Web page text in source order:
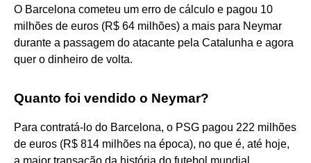
O Barcelona cometeu um erro de cálculo e pagou 10
milhões de euros (R$ 64 milhões) a mais para Neymar
durante a passagem do atacante pela Catalunha e agora
quer o dinheiro de volta.
Quanto foi vendido o Neymar?
Para contratá-lo do Barcelona, o PSG pagou 222 milhões
de euros (R$ 814 milhões na época), no que é, até hoje,
a maior transação da história do futebol mundial.